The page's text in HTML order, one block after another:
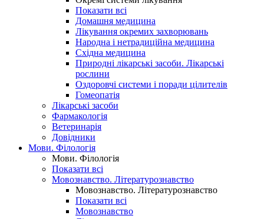
Показати всі
Домашня медицина
Лікування окремих захворювань
Народна і нетрадиційна медицина
Східна медицина
Природні лікарські засоби. Лікарські
рослини
Оздоровчі системи і поради цілителів
Гомеопатія
Лікарські засоби
Фармакологія
Ветеринарія
Довідники
Мови. Філологія
Мови. Філологія
Показати всі
Мовознавство. Літературознавство
Мовознавство. Літературознавство
Показати всі
Мовознавство